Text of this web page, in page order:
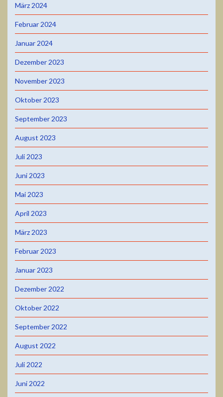
März 2024
Februar 2024
Januar 2024
Dezember 2023
November 2023
Oktober 2023
September 2023
August 2023
Juli 2023
Juni 2023
Mai 2023
April 2023
März 2023
Februar 2023
Januar 2023
Dezember 2022
Oktober 2022
September 2022
August 2022
Juli 2022
Juni 2022